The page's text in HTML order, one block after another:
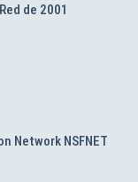
de 2001
Network NSFNET